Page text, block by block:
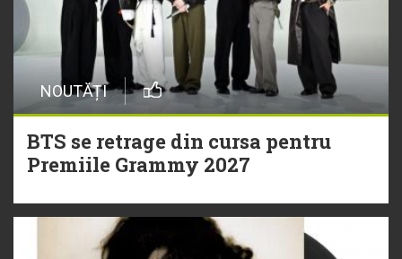
NOUTĂȚI
BTS se retrage din cursa pentru
Premiile Grammy 2027